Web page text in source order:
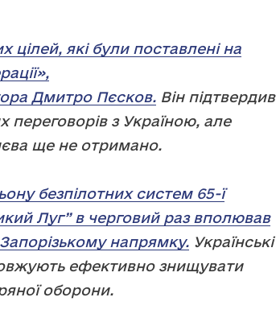
цілей, які були поставлені на
Дмитро Пєсков. Він підтвердив
переговорів з Україною, але
ще не отримано.
безпілотних систем 65-ї
Луг” в черговий раз вполював
напрямку. Українські
ефективно знищувати
оборони.